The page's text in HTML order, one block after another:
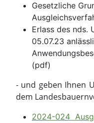
Gesetzliche
Erlass des nds.
05.07.23
(pdf)
- und geben Ihnen
dem
2024-024